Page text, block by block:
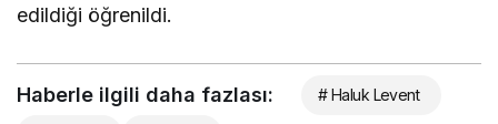
edildiği öğrenildi.
Haberle ilgili daha fazlası: # Haluk Levent